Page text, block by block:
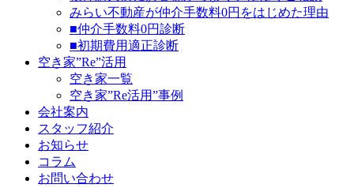
みらい不動産が仲介手数料0円をはじめた理由
■仲介手数料0円診断
■初期費用適正診断
空き家”Re”活用
空き家一覧
空き家”Re活用”事例
会社案内
スタッフ紹介
お知らせ
コラム
お問い合わせ